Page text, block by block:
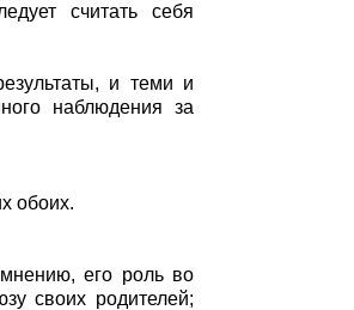
считать себя
и теми и
наблюдения за
обоих.
его роль во
своих родителей;